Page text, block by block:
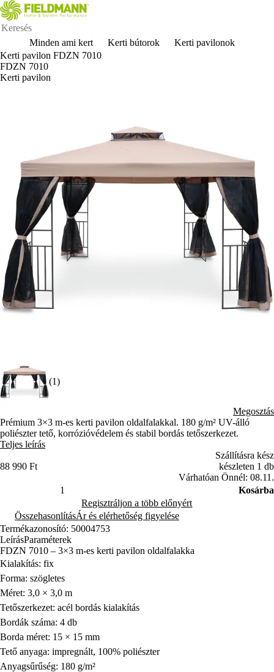
Minden ami kert Kerti bútorok
Kerti pavilonok
Kerti pavilon FDZN 7010
FDZN 7010
Kerti pavilon
(1)
Megosztás
Prémium 3×3 m-es kerti pavilon oldalfalakkal. 180 g/m² UV-álló
poliészter tető, korrózióvédelem és stabil bordás tetőszerkezet.
Teljes leírás
88 990 Ft
Szállításra kész
készleten 1 db
Várhatóan Önnél: 08.11.
Kosárba
Regisztráljon a több előnyért
ÖsszehasonlításÁr és elérhetőség figyelése
Termékazonosító: 50004753
LeírásParaméterek
FDZN 7010 – 3×3 m-es kerti pavilon oldalfalakka
Kialakítás: fix
Forma: szögletes
Méret: 3,0 × 3,0 m
Tetőszerkezet: acél bordás kialakítás
Bordák száma: 4 db
Borda méret: 15 × 15 mm
Tető anyaga: impregnált, 100% poliészter
Anyagsűrűség: 180 g/m²